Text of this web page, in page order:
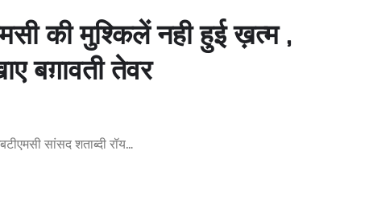
की मुश्किलें नही हुई ख़त्म ,
बग़ावती तेवर
सांसद शताब्दी रॉय…